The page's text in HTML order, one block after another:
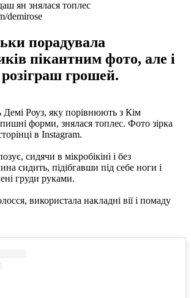
demirose
порадувала
пікантним фото, але і
грошей.
Демі Роуз, яку порівнюють з Кім
форми, знялася топлес. Фото зірка
в Instagram.
сидячи в мікробікіні і без
сидить, підібгавши під себе ноги і
груди руками.
використала накладні вії і помаду